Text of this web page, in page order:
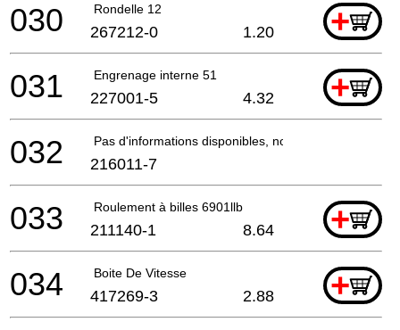
Rondelle 12 +
030 267212-0 1.20
Engrenage interne 51 +
031 227001-5 4.32
Pas d'informations disponibles, non commandable
032 216011-7
Roulement à billes 6901llb +
033 211140-1 8.64
Boite De Vitesse +
034 417269-3 2.88